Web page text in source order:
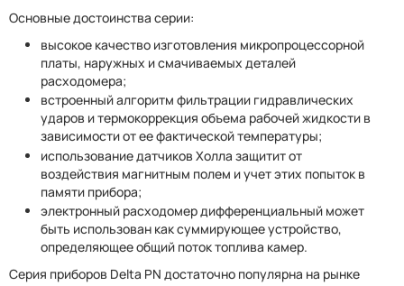
Основные достоинства серии:
высокое качество изготовления микропроцессорной
платы, наружных и смачиваемых деталей
расходомера;
встроенный алгоритм фильтрации гидравлических
ударов и термокоррекция объема рабочей жидкости в
зависимости от ее фактической температуры;
использование датчиков Холла защитит от
воздействия магнитным полем и учет этих попыток в
памяти прибора;
электронный расходомер дифференциальный может
быть использован как суммирующее устройство,
определяющее общий поток топлива камер.
Серия приборов Delta PN достаточно популярна на рынке